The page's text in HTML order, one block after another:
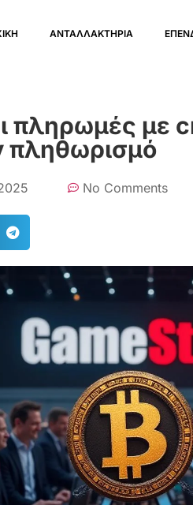
ΑΝΤΑΛΛΑΚΤΗΡΙΑ
πληρωμές με
πληθωρισμό
No Comments